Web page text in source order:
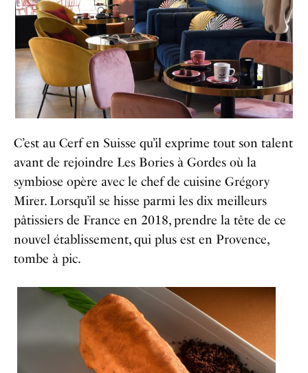
C’est au Cerf en Suisse qu’il exprime tout son talent
avant de rejoindre Les Bories à Gordes où la
symbiose opère avec le chef de cuisine Grégory
Mirer. Lorsqu’il se hisse parmi les dix meilleurs
pâtissiers de France en 2018, prendre la tête de ce
nouvel établissement, qui plus est en Provence,
tombe à pic.